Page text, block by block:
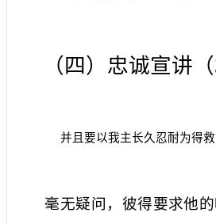
（四）忠诚宣讲（
并且要以我主长久忍耐为得救
毫无疑问，彼得要求他